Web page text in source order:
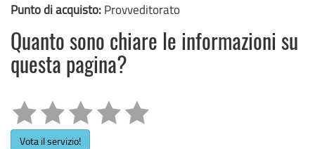
Punto di acquisto: Provveditorato
Quanto sono chiare le informazioni su
questa pagina?
Vota il servizio!